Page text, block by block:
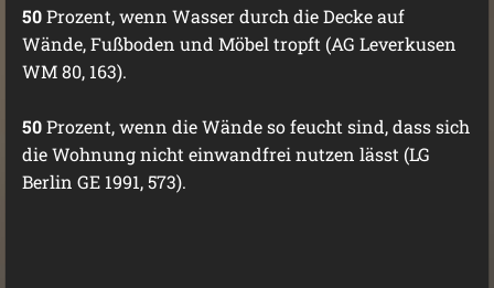
50Prozent, wenn Wasser durch die Decke auf
Wände, Fußboden und Möbel tropft (AG Leverkusen
WM 80, 163).
50Prozent, wenn die Wände so feucht sind, dass sich
die Wohnung nicht einwandfrei nutzen lässt (LG
Berlin GE 1991, 573).